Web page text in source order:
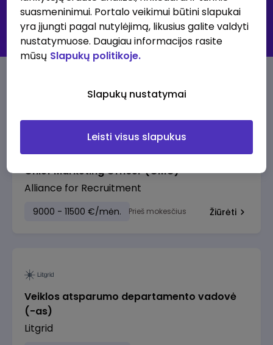
Visi skelbimai
Prenumeruoti skelbimus
Pasiūlymai su aukščiausia alga
Chief Marketing Officer (CMO)
Alliance for Recruitment
9000 - 11500 €/mėn. Prieš mokesčius Žiūrėti
Veiklos atsparumo departamento vadovė
(-as)
Litgrid
suasmeninimui. Portalo veikimui būtini slapukai
yra įjungti pagal nutylėjimą, likusius galite valdyti
nustatymuose. Daugiau informacijos rasite
mūsų Slapukų politikoje.
Slapukų nustatymai
Leisti visus slapukus